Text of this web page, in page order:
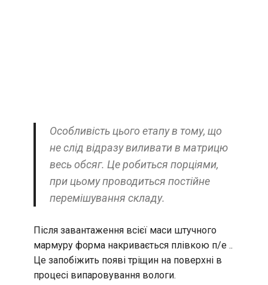
Особливість цього етапу в тому, що
не слід відразу виливати в матрицю
весь обсяг. Це робиться порціями,
при цьому проводиться постійне
перемішування складу.
Після завантаження всієї маси штучного
мармуру форма накривається плівкою п/е ..
Це запобіжить появі тріщин на поверхні в
процесі випаровування вологи.